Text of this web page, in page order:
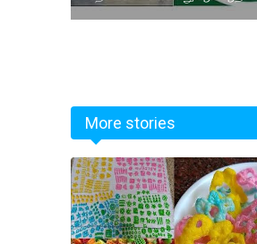
More stories